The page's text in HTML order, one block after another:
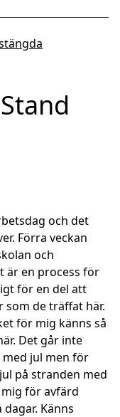
och det
Förra veckan
och
är en process för
för en del att
som de träffat här.
för mig känns så
Det går inte
jul men för
på stranden med
för avfärd
Känns